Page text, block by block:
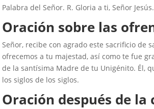
Palabra del Señor. R. Gloria a ti, Señor Jesús.
Oración sobre las
Señor, recibe con agrado este sacrificio de
ofrecemos a tu majestad, así como te fue
de la santísima Madre de tu Unigénito. Él,
los siglos de los siglos.
Oración después de la